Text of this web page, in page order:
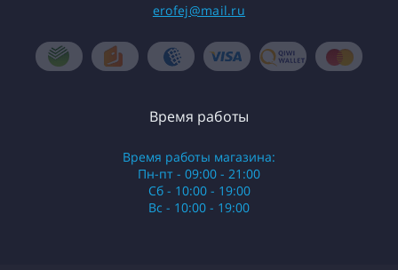
erofej@mail.ru
Время работы
Время работы магазина:
Пн-пт - 09:00 - 21:00
Сб - 10:00 - 19:00
Вс - 10:00 - 19:00